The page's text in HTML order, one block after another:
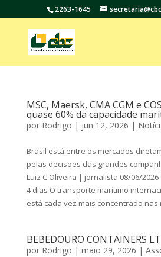
2263-1645
MSC, Maersk, CMA CGM e
quase 60% da capacidade
por Rodrigo | jun 12, 2026 |
Brasil está entre os mercados
pelas decisões das grandes
Luiz C Oliveira | jornalista 08/06/2026
4 dias O transporte marítimo
está cada vez mais concentrado nas
BEBEDOURO CONTAINERS
por Rodrigo | maio 29, 2026 |